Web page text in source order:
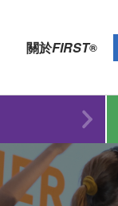
關於FIRST®